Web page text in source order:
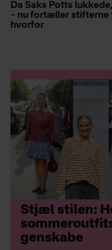
Da Saks Potts
– nu fortæller stifterne
hvorfor
Stjæl stilen:
genskabe